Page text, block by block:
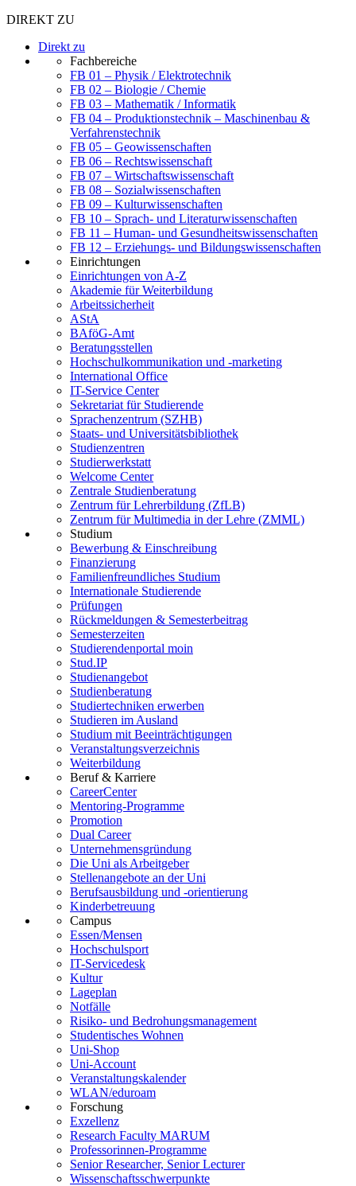
DIREKT ZU
Direkt zu
Fachbereiche
FB 01 – Physik / Elektrotechnik
FB 02 – Biologie / Chemie
FB 03 – Mathematik / Informatik
FB 04 – Produktionstechnik – Maschinenbau &
Verfahrenstechnik
FB 05 – Geowissenschaften
FB 06 – Rechtswissenschaft
FB 07 – Wirtschaftswissenschaft
FB 08 – Sozialwissenschaften
FB 09 – Kulturwissenschaften
FB 10 – Sprach- und Literaturwissenschaften
FB 11 – Human- und Gesundheitswissenschaften
FB 12 – Erziehungs- und Bildungswissenschaften
Einrichtungen
Einrichtungen von A-Z
Akademie für Weiterbildung
Arbeitssicherheit
AStA
BAföG-Amt
Beratungsstellen
Hochschulkommunikation und -marketing
International Office
IT-Service Center
Sekretariat für Studierende
Sprachenzentrum (SZHB)
Staats- und Universitätsbibliothek
Studienzentren
Studierwerkstatt
Welcome Center
Zentrale Studienberatung
Zentrum für Lehrerbildung (ZfLB)
Zentrum für Multimedia in der Lehre (ZMML)
Studium
Bewerbung & Einschreibung
Finanzierung
Familienfreundliches Studium
Internationale Studierende
Prüfungen
Rückmeldungen & Semesterbeitrag
Semesterzeiten
Studierendenportal moin
Stud.IP
Studienangebot
Studienberatung
Studiertechniken erwerben
Studieren im Ausland
Studium mit Beeinträchtigungen
Veranstaltungsverzeichnis
Weiterbildung
Beruf & Karriere
CareerCenter
Mentoring-Programme
Promotion
Dual Career
Unternehmensgründung
Die Uni als Arbeitgeber
Stellenangebote an der Uni
Berufsausbildung und -orientierung
Kinderbetreuung
Campus
Essen/Mensen
Hochschulsport
IT-Servicedesk
Kultur
Lageplan
Notfälle
Risiko- und Bedrohungsmanagement
Studentisches Wohnen
Uni-Shop
Uni-Account
Veranstaltungskalender
WLAN/eduroam
Forschung
Exzellenz
Research Faculty MARUM
Professorinnen-Programme
Senior Researcher, Senior Lecturer
Wissenschaftsschwerpunkte